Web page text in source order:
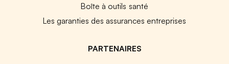
Boîte à outils santé
Les garanties des assurances entreprises
PARTENAIRES